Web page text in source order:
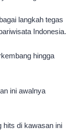
langkah tegas
Indonesia.
hingga
ini awalnya
hits di kawasan ini